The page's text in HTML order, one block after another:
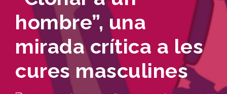
hombre”, una
mirada crítica a les
cures masculines